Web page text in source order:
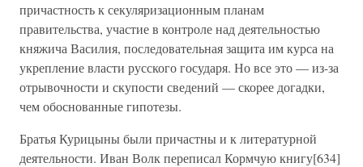
причастность к секуляризационным планам
правительства, участие в контроле над деятельностью
княжича Василия, последовательная защита им курса на
укрепление власти русского государя. Но все это — из-за
отрывочности и скупости сведений — скорее догадки,
чем обоснованные гипотезы.
Братья Курицыны были причастны и к литературной
деятельности. Иван Волк переписал Кормчую книгу[634]